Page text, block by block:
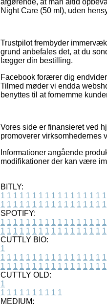
Night Care (50 ml), uden
Trustpilot frembyder
grund anbefales det, at du
lægger din bestilling.
Facebook forærer dig
Tilmed møder vi endda
benyttes til at fornemme
Vores side er finansieret ved
promoverer virksomhedernes
Informationer angående
modifikationer der kan være
BITLY:
1 1 1 1 1 1 1 1 1 1 1 1 1 1 1 1 1
1 1 1 1 1 1 1 1 1 1 1 1 1 1 1 1 1
SPOTIFY:
1 1 1 1 1 1 1 1 1 1 1 1 1 1 1 1 1
1 1 1 1 1 1 1 1 1 1 1 1 1 1 1 1 1
CUTTLY BIO:
1
1 1 1 1 1 1 1 1 1 1 1 1 1 1 1 1 1
1 1 1 1 1 1 1 1 1 1 1 1 1 1 1 1 1
CUTTLY OLD:
1
1 1 1 1 1 1 1 1 1 1
MEDIUM: